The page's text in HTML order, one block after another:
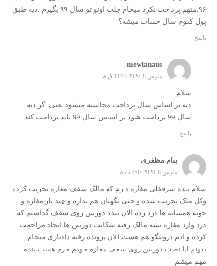
۹۶.متهم پرداخت نکرد میخام جلب اونو تو سال ۹۹ بگیرم .دیه طبق
پول کدوم سال حساب میشه؟
پاسخ
mewlanaus
مارس 8, 2020 11:13 ق.ظ
سلام
دیه بر اساس سال پرداخت محاسبه میشود یعنی اگر دیه
سال 99 پرداخت شود بر اساس سال 99 باید پرداخت کند
پاسخ
پیام مظفری
مارس 8, 2020 4:07 ب.ظ
سلام بنده سرقفلی مغازه دارم که مالک سقف مغازه تخریب کرده
وکل ملک تخریب شده و حتی نگهبان هم نداره و چند بار مغازه و
خونه همسایه ها دزد زده الان بنده دوربین روی سقف گذاشتم که
دزد وارد مغازه نشه مالک رفته شکایت دوربین ها ایجاد مزاحمت
کرده و ادم دروغگو هم هست الان پرونده رفته دادیاری میخام
بدونم ایا نصب دوربین روی سقف مغازه خودم جرم هست بنده
مهم میشم